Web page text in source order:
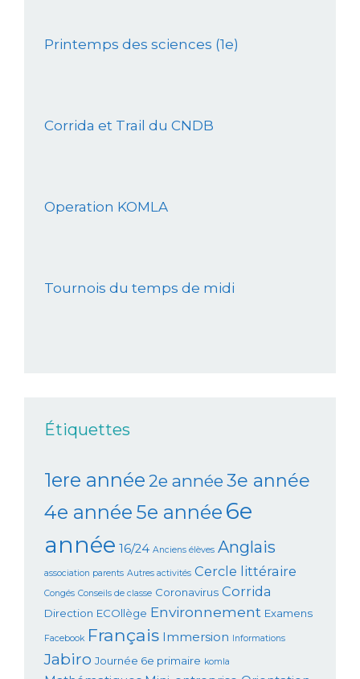
Printemps des sciences (1e)
Corrida et Trail du CNDB
Operation KOMLA
Tournois du temps de midi
Étiquettes
1ere année 2e année 3e année
4e année 5e année 6e
année 16/24 Anciens élèves Anglais
association parents Autres activités Cercle littéraire
Congés Conseils de classe Coronavirus Corrida
Direction ECOllège Environnement Examens
Facebook Français Immersion Informations
Jabiro Journée 6e primaire komla